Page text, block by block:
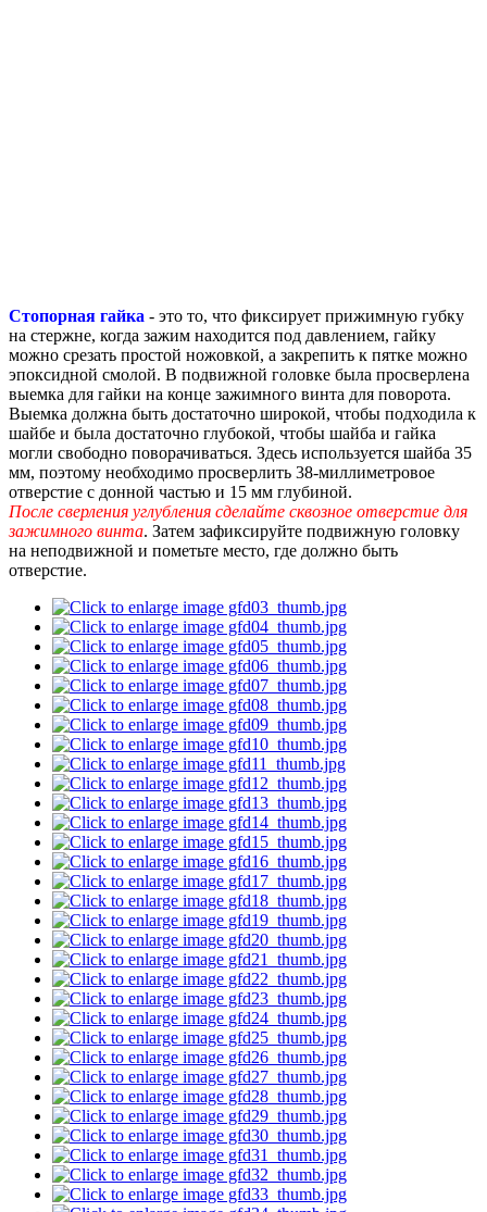
Стопорная гайка - это то, что фиксирует прижимную губку
на стержне, когда зажим находится под давлением, гайку
можно срезать простой ножовкой, а закрепить к пятке можно
эпоксидной смолой. В подвижной головке была просверлена
выемка для гайки на конце зажимного винта для поворота.
Выемка должна быть достаточно широкой, чтобы подходила к
шайбе и была достаточно глубокой, чтобы шайба и гайка
могли свободно поворачиваться. Здесь используется шайба 35
мм, поэтому необходимо просверлить 38-миллиметровое
отверстие с донной частью и 15 мм глубиной.
После сверления углубления сделайте сквозное отверстие для
зажимного винта. Затем зафиксируйте подвижную головку
на неподвижной и пометьте место, где должно быть
отверстие.